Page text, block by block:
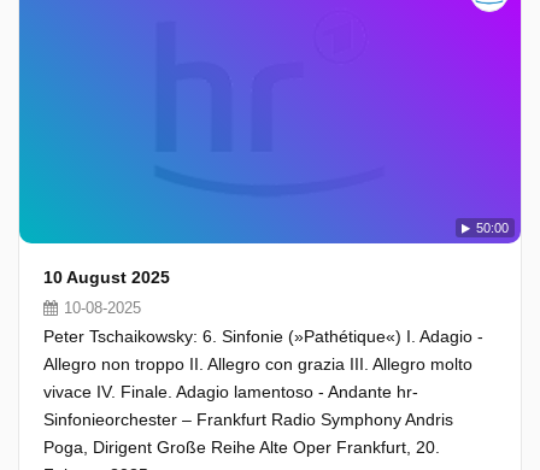
50:00
10 August 2025
10-08-2025
Peter Tschaikowsky: 6. Sinfonie (»Pathétique«) I. Adagio -
Allegro non troppo II. Allegro con grazia III. Allegro molto
vivace IV. Finale. Adagio lamentoso - Andante hr-
Sinfonieorchester – Frankfurt Radio Symphony Andris
Poga, Dirigent Große Reihe Alte Oper Frankfurt, 20.